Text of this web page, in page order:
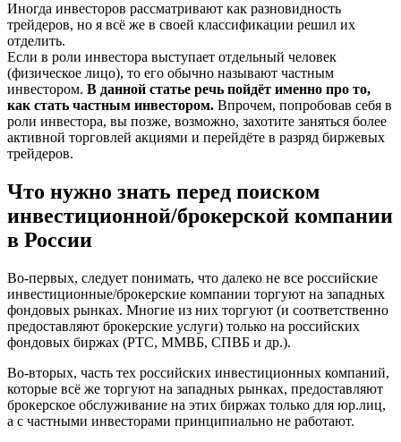
Иногда инвесторов рассматривают как разновидность
трейдеров, но я всё же в своей классификации решил их
отделить.
Если в роли инвестора выступает отдельный человек
(физическое лицо), то его обычно называют частным
инвестором. В данной статье речь пойдёт именно про то,
как стать частным инвестором. Впрочем, попробовав себя в
роли инвестора, вы позже, возможно, захотите заняться более
активной торговлей акциями и перейдёте в разряд биржевых
трейдеров.
Что нужно знать перед поиском
инвестиционной/брокерской компании
в России
Во-первых, следует понимать, что далеко не все российские
инвестиционные/брокерские компании торгуют на западных
фондовых рынках. Многие из них торгуют (и соответственно
предоставляют брокерские услуги) только на российских
фондовых биржах (РТС, ММВБ, СПВБ и др.).
Во-вторых, часть тех российских инвестиционных компаний,
которые всё же торгуют на западных рынках, предоставляют
брокерское обслуживание на этих биржах только для юр.лиц,
а с частными инвесторами принципиально не работают.